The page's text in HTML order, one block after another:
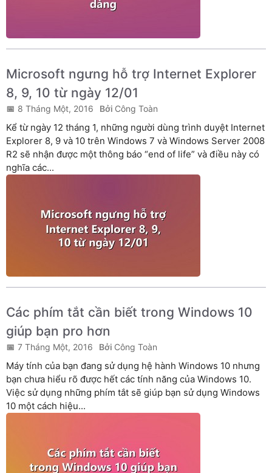
Microsoft ngưng hỗ trợ Internet Explorer
8, 9, 10 từ ngày 12/01
8 Tháng Một, 2016 Công Toàn
Kể từ ngày 12 tháng 1, những người dùng trình duyệt Internet
Explorer 8, 9 và 10 trên Windows 7 và Windows Server 2008
R2 sẽ nhận được một thông báo “end of life” và điều này có
nghĩa các...
Các phím tắt cần biết trong Windows 10
giúp bạn pro hơn
7 Tháng Một, 2016 Công Toàn
Máy tính của bạn đang sử dụng hệ hành Windows 10 nhưng
bạn chưa hiểu rõ được hết các tính năng của Windows 10.
Việc sử dụng những phím tắt sẽ giúp bạn sử dụng Windows
10 một cách hiệu...